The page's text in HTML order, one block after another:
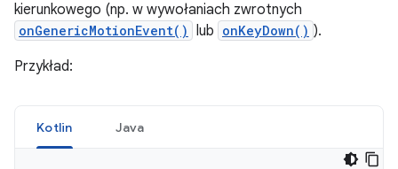
kierunkowego (np. w wywołaniach zwrotnych
onGenericMotionEvent() lub onKeyDown() ).
Przykład:
Kotlin Java